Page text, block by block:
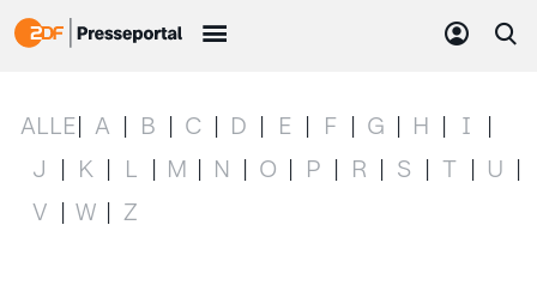
ALLE A B C D E F G H
I
J
K L M N O P R S T
U
V
W Z